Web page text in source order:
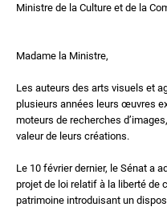
Ministre de la Culture et de la
Madame la Ministre,
Les auteurs des arts visuels et
plusieurs années leurs œuvres
moteurs de recherches
valeur de leurs créations.
Le 10 février dernier, le Sénat a
projet de loi relatif à la liberté de
patrimoine introduisant un